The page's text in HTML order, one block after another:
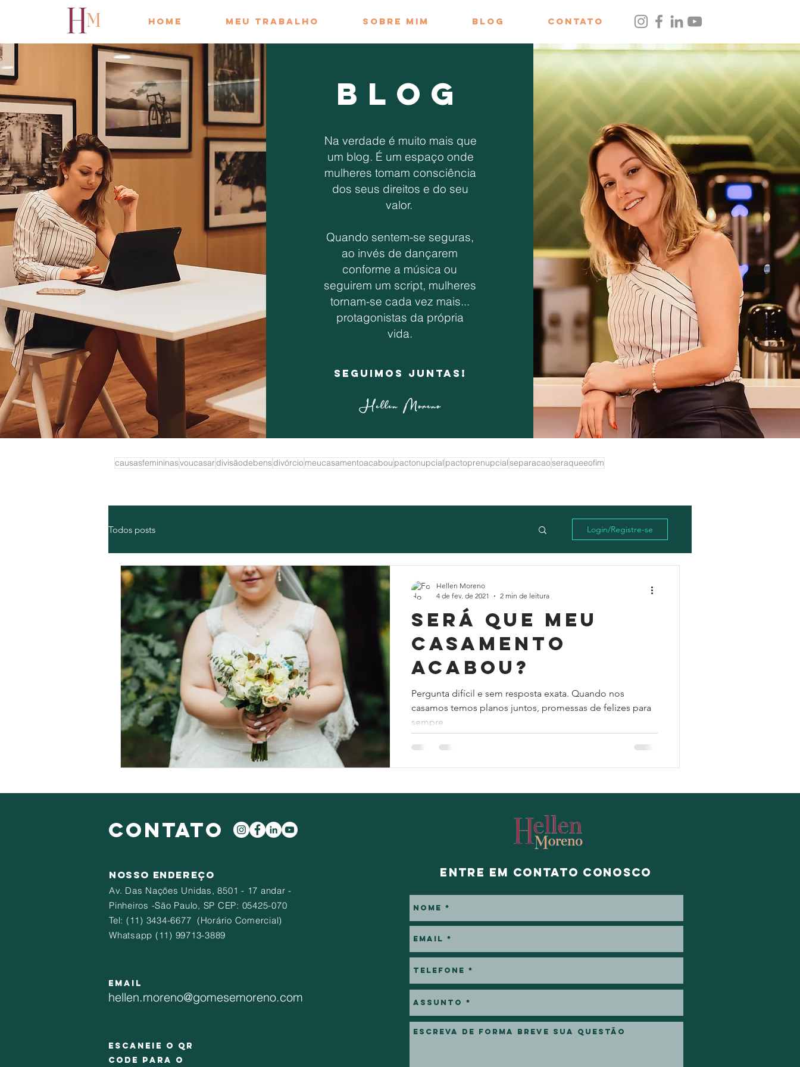
Home Meu trabalho Sobre mim Blog Contato
BLOG
Na verdade é muito mais que
um blog. É um espaço onde
mulheres tomam consciência
dos seus direitos e do seu
valor.
Quando sentem-se seguras,
ao invés de dançarem
conforme a música ou
seguirem um script, mulheres
tornam-se cada vez mais...
protagonistas da própria
vida.
Seguimos juntas!
Hellen Moreno
causasfemininasvoucasardivisãodebensdivórciomeucasamentoacabou pactonupcial pactoprenupcial separacaoseraqueeofim
Todos posts Login/Registre-se
Será que meu
casamento
acabou?
Pergunta difícil e sem resposta exata. Quando nos
casamos temos planos juntos, promessas de felizes para
sempre
Hellen Moreno
4 de fev. de 2021
2 min de leitura
CONTATO
NOSSO ENDEREÇO
Av. Das Nações Unidas, 8501 - 17 andar -
Pinheiros -São Paulo, SP CEP: 05425-070
​Tel: (11) 3434-6677 (Horário Comercial)
Whatsapp (11) 99713-3889
EMAIL
hellen.moreno@gomesemoreno.com
Escaneie o QR
CODE para o
Entre em contato conosco